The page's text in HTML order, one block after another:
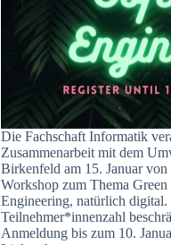
Die Fachschaft Informatik
Zusammenarbeit mit dem
Birkenfeld am 15. Januar von
Workshop zum Thema
Engineering, natürlich digital.
Teilnehmer*innenzahl
Anmeldung bis zum 10.